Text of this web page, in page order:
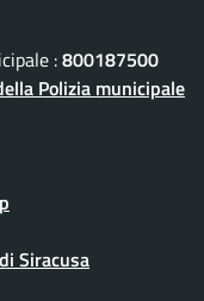
:800187500
Polizia municipale
Siracusa